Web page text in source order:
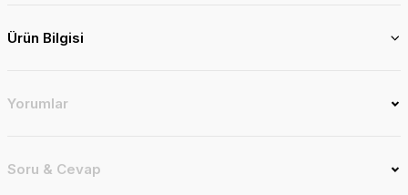
Ürün Bilgisi
Yorumlar
Soru & Cevap